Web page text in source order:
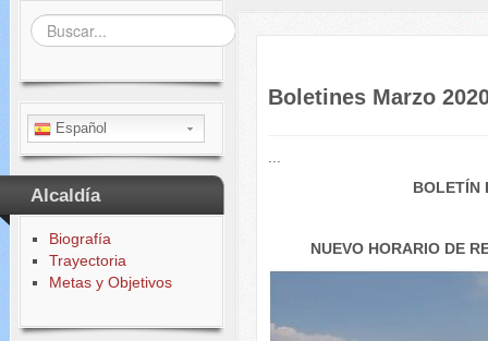
Buscar...
Español
Alcaldía
Biografía
Trayectoria
Metas y Objetivos
Boletines Marzo
BOLETÍN
NUEVO HORARIO DE